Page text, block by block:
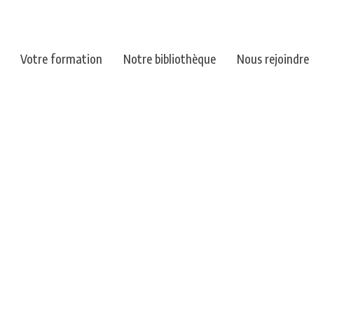
Votre formation Notre bibliothèque Nous rejoindre